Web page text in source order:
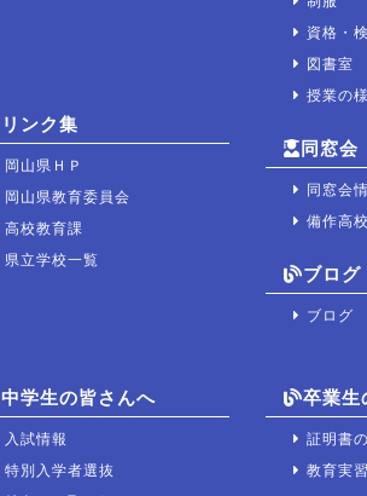
資格・
図書室
授業の
リンク集
岡山県ＨＰ
岡山県教育委員会
高校教育課
県立学校一覧
同窓会
同窓会
備作高
ブログ
ブログ
中学生の皆さんへ
入試情報
特別入学者選抜
卒業生
証明書
教育実